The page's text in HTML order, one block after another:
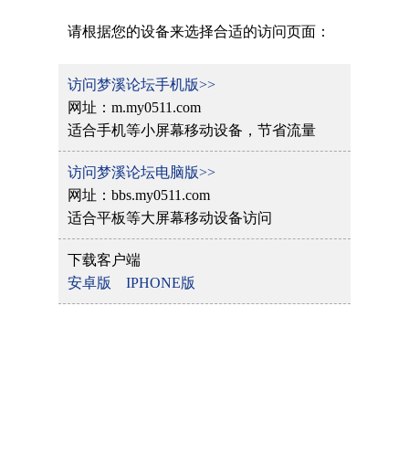
请根据您的设备来选择合适的访问页面：
访问梦溪论坛手机版>>
网址：m.my0511.com
适合手机等小屏幕移动设备，节省流量
访问梦溪论坛电脑版>>
网址：bbs.my0511.com
适合平板等大屏幕移动设备访问
下载客户端
安卓版
IPHONE版